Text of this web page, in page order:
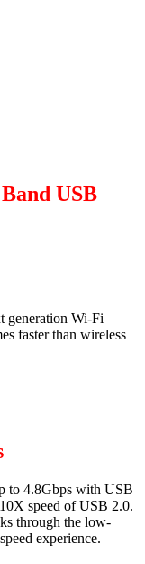
USB
generation Wi-Fi
faster than wireless
to 4.8Gbps with USB
speed of USB 2.0.
through the low-
experience.